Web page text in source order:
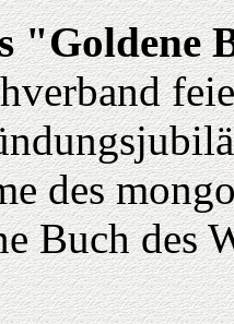
"Goldene
des
Buch des